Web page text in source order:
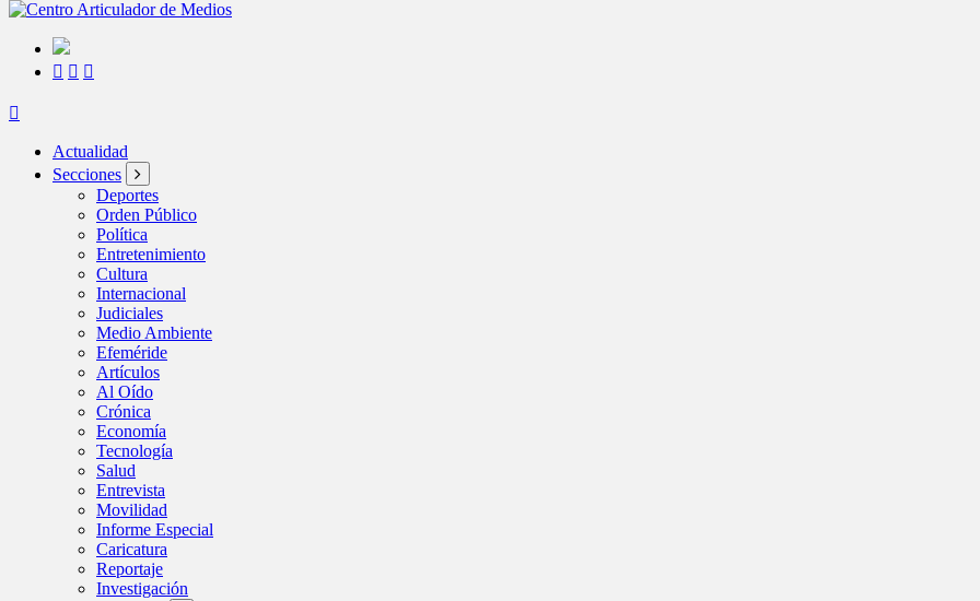
Actualidad
Secciones
Deportes
Orden Público
Política
Entretenimiento
Cultura
Internacional
Judiciales
Medio Ambiente
Efeméride
Artículos
Al Oído
Crónica
Economía
Tecnología
Salud
Entrevista
Movilidad
Informe Especial
Caricatura
Reportaje
Investigación